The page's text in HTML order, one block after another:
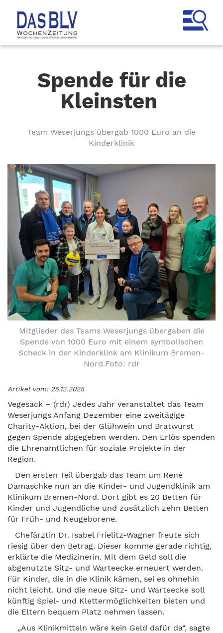
Spende für die
Kleinsten
Team Weserjungs übergab 1000 Euro an die
Kinderklinik
Mitglieder des Teams Weserjungs übergaben die
Spende von 1000 Euro mit einem symbolischen
Scheck in der Kinderklink am Klinikum Bremen-
Nord.Foto: rdr
Artikel vom: 25.12.2025
Vegesack – (rdr) Jedes Jahr veranstaltet das Team
Weserjungs Anfang Dezember eine zweitägige
Charity-Aktion, bei der Glühwein und Bratwurst
gegen Spende abgegeben werden. Den Erlös spenden
die Ehrenamtlichen für soziale Projekte in der
Region.
Den ersten Teil übergab das Team um René
Damaschke nun an die Kinder- und Jugendklinik am
Klinikum Bremen-Nord. Dort gibt es 20 Betten für
Kinder und Jugendliche und zusätzlich zehn Betten
für Früh- und Neugeborene.
Chefärztin Dr. Isabel Frielitz-Wagner freute sich
riesig über den Betrag. Dieser komme gerade richtig,
erklärte die Medizinerin. Mit dem Geld soll die
abgenutzte Sitz- und Warteecke erneuert werden.
Für Kinder, die in die Klinik kämen, sei es ohnehin
nicht leicht. Und die neue Sitz- und Warteecke soll
künftig Spiel- und Klettermöglichkeiten bieten und
die Eltern bequem Platz nehmen lassen.
„Aus Klinikmitteln wäre kein Geld dafür da“, sagte